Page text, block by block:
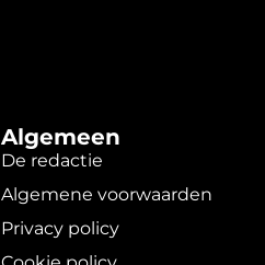
Algemeen
De redactie
Algemene voorwaarden
Privacy policy